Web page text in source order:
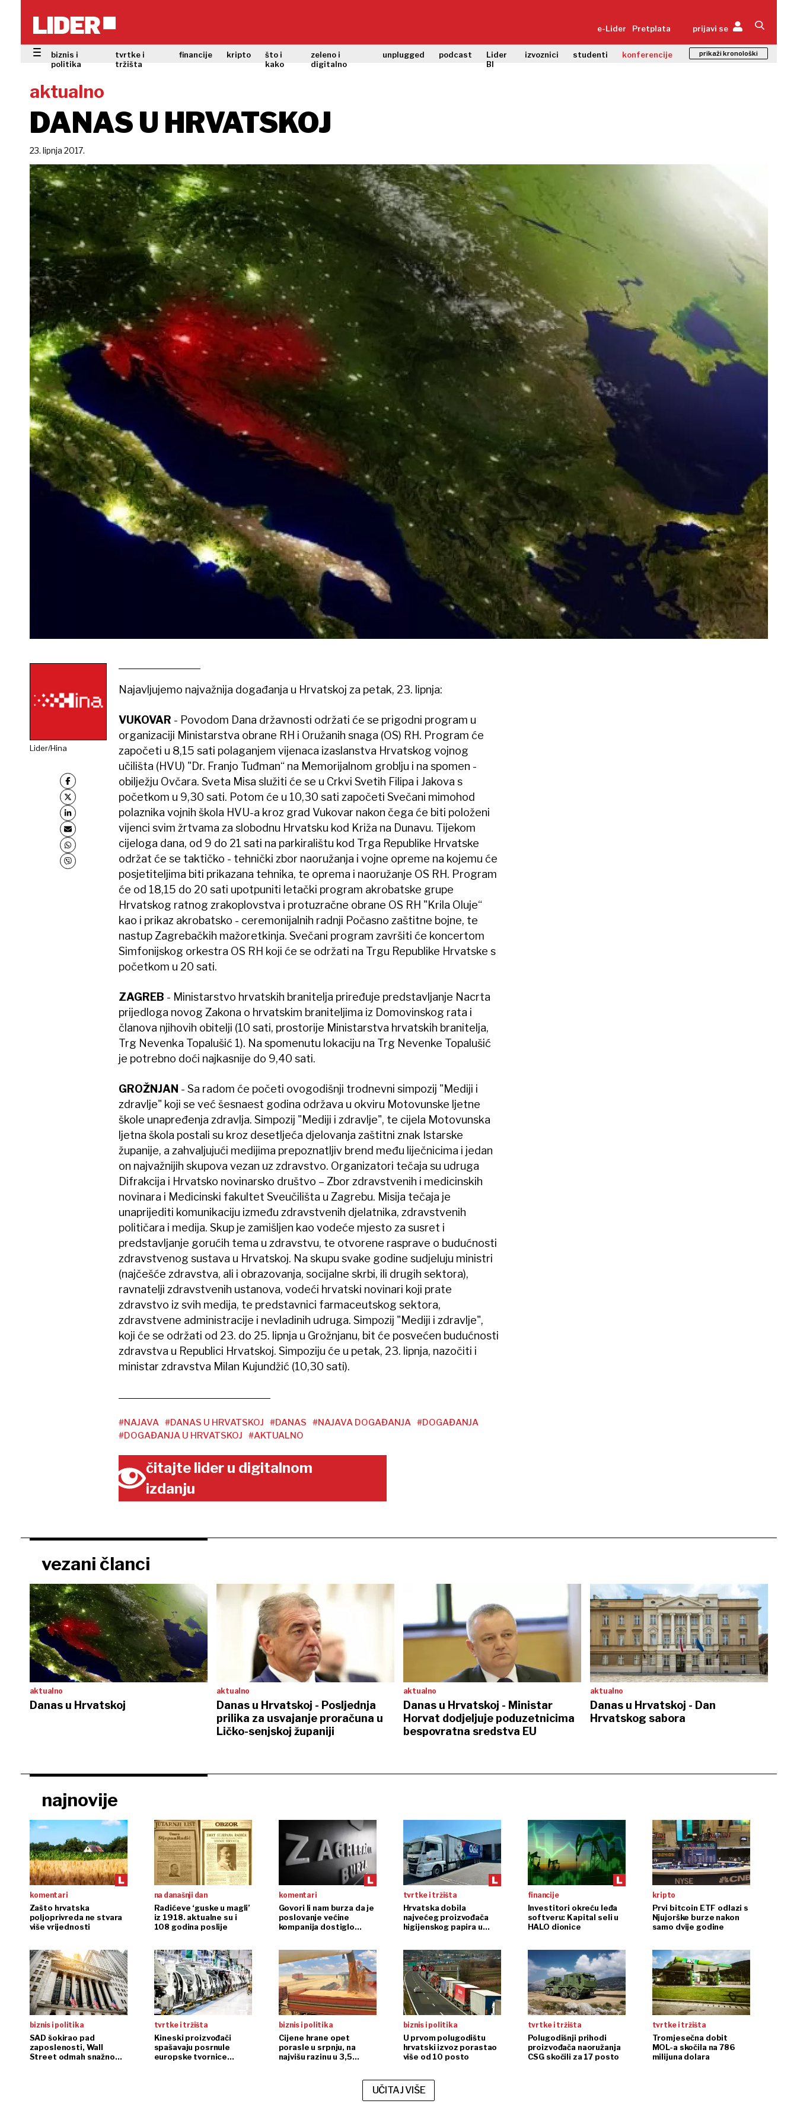
e-Lider Pretplata prijavi se
biznis i
politika
tvrtke i
tržišta
financije kripto
što i
kako
zeleno i
digitalno
unplugged podcast
Lider
BI
izvoznici studenti konferencije prikaži kronološki
aktualno
DANAS U HRVATSKOJ
23. lipnja 2017.
Lider/Hina
Najavljujemo najvažnija događanja u Hrvatskoj za petak, 23. lipnja:
VUKOVAR - Povodom Dana državnosti održati će se prigodni program u
organizaciji Ministarstva obrane RH i Oružanih snaga (OS) RH. Program će
započeti u 8,15 sati polaganjem vijenaca izaslanstva Hrvatskog vojnog
učilišta (HVU) "Dr. Franjo Tuđman“ na Memorijalnom groblju i na spomen -
obilježju Ovčara. Sveta Misa služiti će se u Crkvi Svetih Filipa i Jakova s
početkom u 9,30 sati. Potom će u 10,30 sati započeti Svečani mimohod
polaznika vojnih škola HVU-a kroz grad Vukovar nakon čega će biti položeni
vijenci svim žrtvama za slobodnu Hrvatsku kod Križa na Dunavu. Tijekom
cijeloga dana, od 9 do 21 sati na parkiralištu kod Trga Republike Hrvatske
održat će se taktičko - tehnički zbor naoružanja i vojne opreme na kojemu će
posjetiteljima biti prikazana tehnika, te oprema i naoružanje OS RH. Program
će od 18,15 do 20 sati upotpuniti letački program akrobatske grupe
Hrvatskog ratnog zrakoplovstva i protuzračne obrane OS RH "Krila Oluje“
kao i prikaz akrobatsko - ceremonijalnih radnji Počasno zaštitne bojne, te
nastup Zagrebačkih mažoretkinja. Svečani program završiti će koncertom
Simfonijskog orkestra OS RH koji će se održati na Trgu Republike Hrvatske s
početkom u 20 sati.
ZAGREB - Ministarstvo hrvatskih branitelja priređuje predstavljanje Nacrta
prijedloga novog Zakona o hrvatskim braniteljima iz Domovinskog rata i
članova njihovih obitelji (10 sati, prostorije Ministarstva hrvatskih branitelja,
Trg Nevenka Topalušić 1). Na spomenutu lokaciju na Trg Nevenke Topalušić
je potrebno doći najkasnije do 9,40 sati.
GROŽNJAN - Sa radom će početi ovogodišnji trodnevni simpozij "Mediji i
zdravlje" koji se već šesnaest godina održava u okviru Motovunske ljetne
škole unapređenja zdravlja. Simpozij "Mediji i zdravlje", te cijela Motovunska
ljetna škola postali su kroz desetljeća djelovanja zaštitni znak Istarske
županije, a zahvaljujući medijima prepoznatljiv brend među liječnicima i jedan
on najvažnijih skupova vezan uz zdravstvo. Organizatori tečaja su udruga
Difrakcija i Hrvatsko novinarsko društvo – Zbor zdravstvenih i medicinskih
novinara i Medicinski fakultet Sveučilišta u Zagrebu. Misija tečaja je
unaprijediti komunikaciju između zdravstvenih djelatnika, zdravstvenih
političara i medija. Skup je zamišljen kao vodeće mjesto za susret i
predstavljanje gorućih tema u zdravstvu, te otvorene rasprave o budućnosti
zdravstvenog sustava u Hrvatskoj. Na skupu svake godine sudjeluju ministri
(najčešće zdravstva, ali i obrazovanja, socijalne skrbi, ili drugih sektora),
ravnatelji zdravstvenih ustanova, vodeći hrvatski novinari koji prate
zdravstvo iz svih medija, te predstavnici farmaceutskog sektora,
zdravstvene administracije i nevladinih udruga. Simpozij "Mediji i zdravlje",
koji će se održati od 23. do 25. lipnja u Grožnjanu, bit će posvećen budućnosti
zdravstva u Republici Hrvatskoj. Simpoziju će u petak, 23. lipnja, nazočiti i
ministar zdravstva Milan Kujundžić (10,30 sati).
#NAJAVA #DANAS U HRVATSKOJ #DANAS #NAJAVA DOGAĐANJA #DOGAĐANJA
#DOGAĐANJA U HRVATSKOJ
#AKTUALNO
čitajte lider u digitalnom
izdanju
vezani članci
aktualno
Danas u Hrvatskoj
aktualno
Danas u Hrvatskoj - Posljednja
prilika za usvajanje proračuna u
Ličko-senjskoj županiji
aktualno
Danas u Hrvatskoj - Ministar
Horvat dodjeljuje poduzetnicima
bespovratna sredstva EU
aktualno
Danas u Hrvatskoj - Dan
Hrvatskog sabora
najnovije
komentari
Zašto hrvatska
poljoprivreda ne stvara
više vrijednosti
na današnji dan
Radićeve ‘guske u magli’
iz 1918. aktualne su i
108 godina poslije
komentari
Govori li nam burza da je
poslovanje većine
kompanija dostiglo
tvrtke i tržišta
Hrvatska dobila
najvećeg proizvođača
higijenskog papira u
financije
Investitori okreću leđa
softveru: Kapital seli u
HALO dionice
kripto
Prvi bitcoin ETF odlazi s
Njujorške burze nakon
samo dvije godine
biznis i politika
SAD šokirao pad
zaposlenosti, Wall
Street odmah snažno
tvrtke i tržišta
Kineski proizvođači
spašavaju posrnule
europske tvornice
biznis i politika
Cijene hrane opet
porasle u srpnju, na
najvišu razinu u 3,5
biznis i politika
U prvom polugodištu
hrvatski izvoz porastao
više od 10 posto
tvrtke i tržišta
Polugodišnji prihodi
proizvođača naoružanja
CSG skočili za 17 posto
tvrtke i tržišta
Tromjesečna dobit
MOL-a skočila na 786
milijuna dolara
UČITAJ VIŠE